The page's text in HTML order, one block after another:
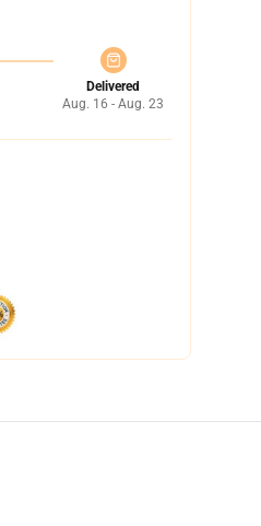
Delivered
Aug. 16 - Aug. 23